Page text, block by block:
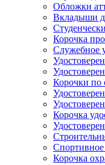
Обложки
Вкладыши
Корочка
Служебное
Корочки по
Корочка
Спортивное
Корочка